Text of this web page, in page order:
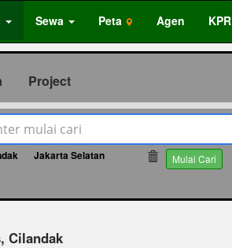
Sewa Peta Agen KPR
Project
Jakarta Selatan Mulai Cari
Cilandak